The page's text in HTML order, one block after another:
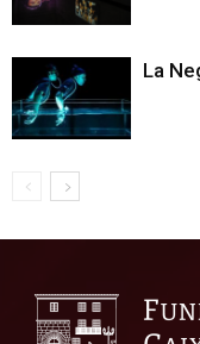
La